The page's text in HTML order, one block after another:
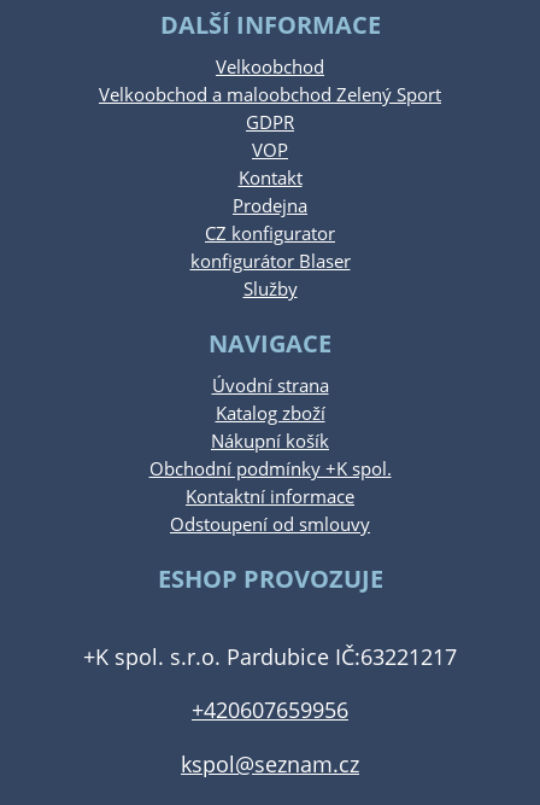
DALŠÍ INFORMACE
Velkoobchod
Velkoobchod a maloobchod Zelený Sport
GDPR
VOP
Kontakt
Prodejna
CZ konfigurator
konfigurátor Blaser
Služby
NAVIGACE
Úvodní strana
Katalog zboží
Nákupní košík
Obchodní podmínky +K spol.
Kontaktní informace
Odstoupení od smlouvy
ESHOP PROVOZUJE
+K spol. s.r.o. Pardubice IČ:63221217
+420607659956
kspol@seznam.cz